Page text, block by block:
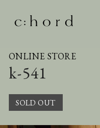
ONLINE STORE
k-541